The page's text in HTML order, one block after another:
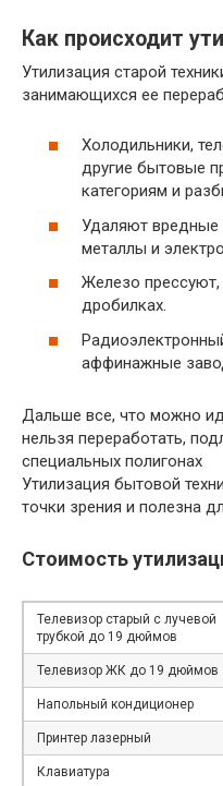
Как происходит
Утилизация старой
занимающихся ее
Холодильники,
другие бытовые
категориям и
Удаляют вредные
металлы и
Железо
дробилках.
аффинажные
Дальше все, что можно
нельзя переработать,
специальных полигонах
Утилизация бытовой
точки зрения и полезна
Стоимость
Телевизор старый с лучевой
трубкой до 19 дюймов
Телевизор ЖК до 19 дюймов
Напольный кондиционер
Принтер лазерный
Клавиатура